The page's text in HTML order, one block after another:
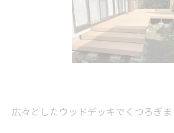
広々としたウッドデッキでくつろぎ